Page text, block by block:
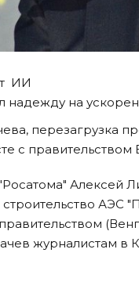
ИИ
надежду на
перезагрузка
с правительством
Алексей
АЭС
журналистам в